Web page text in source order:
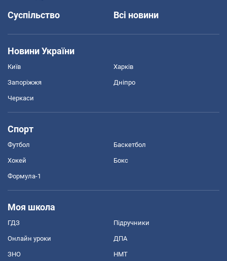
Суспільство
Всі новини
Новини України
Київ Харків
Запоріжжя Дніпро
Черкаси
Спорт
Футбол Баскетбол
Хокей Бокс
Формула-1
Моя школа
ГДЗ Підручники
Онлайн уроки ДПА
ЗНО НМТ